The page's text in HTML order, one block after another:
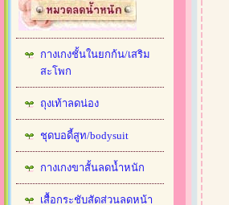
กางเกงชั้นในยกก้น/เสริม
สะโพก
ถุงเท้าลดน่อง
ชุดบอดี้สูท/bodysuit
กางเกงขาสั้นลดน้ำหนัก
เสื้อกระชับสัดส่วนลดหน้า